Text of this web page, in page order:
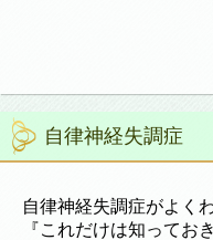
自律神経失調症
自律神経失調症がよく
『これだけは知ってお